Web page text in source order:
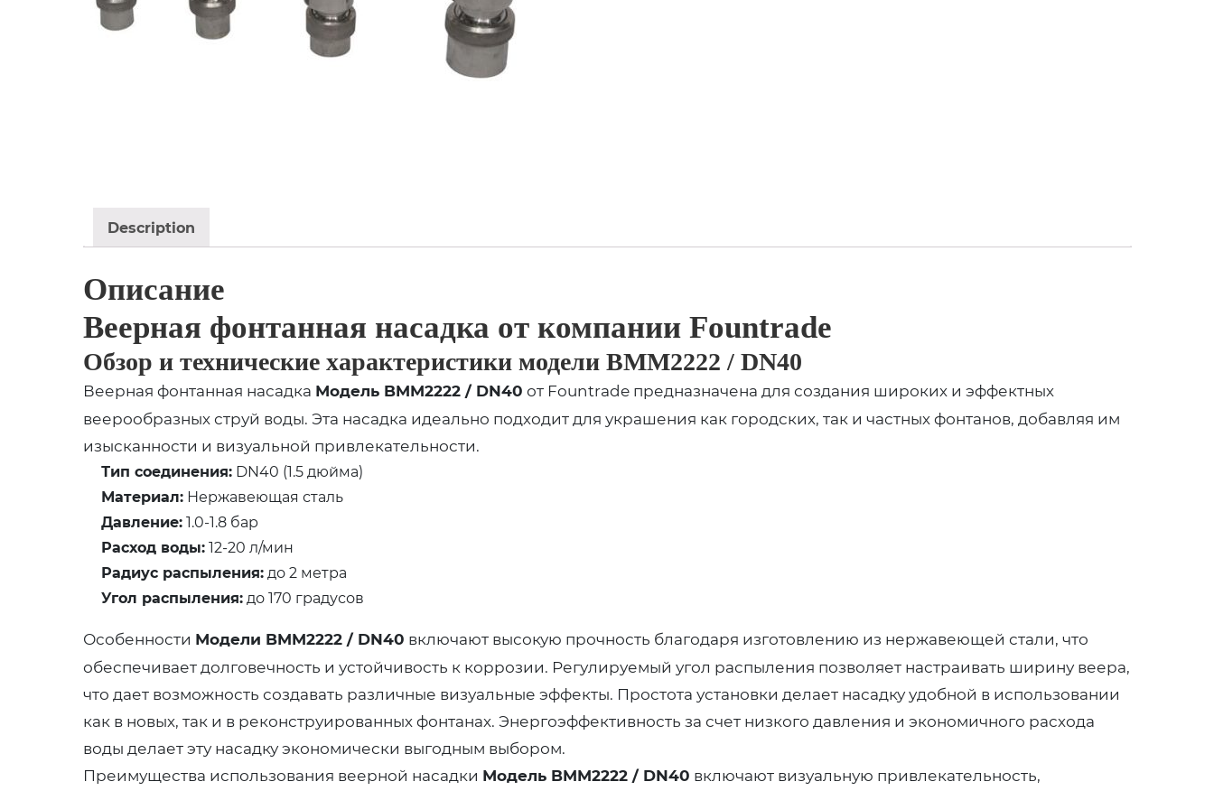
Description
Описание
Веерная фонтанная насадка от компании Fountrade
Обзор и технические характеристики модели BMM2222 / DN40
Веерная фонтанная насадка Модель BMM2222 / DN40 от Fountrade предназначена для создания широких и эффектных
веерообразных струй воды. Эта насадка идеально подходит для украшения как городских, так и частных фонтанов, добавляя им
изысканности и визуальной привлекательности.
Тип соединения:DN40 (1.5 дюйма)
Материал:Нержавеющая сталь
Давление:1.0-1.8 бар
Расход воды:12-20 л/мин
Радиус распыления:до 2 метра
Угол распыления:до 170 градусов
Особенности Модели BMM2222 / DN40 включают высокую прочность благодаря изготовлению из нержавеющей стали, что
обеспечивает долговечность и устойчивость к коррозии. Регулируемый угол распыления позволяет настраивать ширину веера,
что дает возможность создавать различные визуальные эффекты. Простота установки делает насадку удобной в использовании
как в новых, так и в реконструированных фонтанах. Энергоэффективность за счет низкого давления и экономичного расхода
воды делает эту насадку экономически выгодным выбором.
Преимущества использования веерной насадки Модель BMM2222 / DN40 включают визуальную привлекательность,